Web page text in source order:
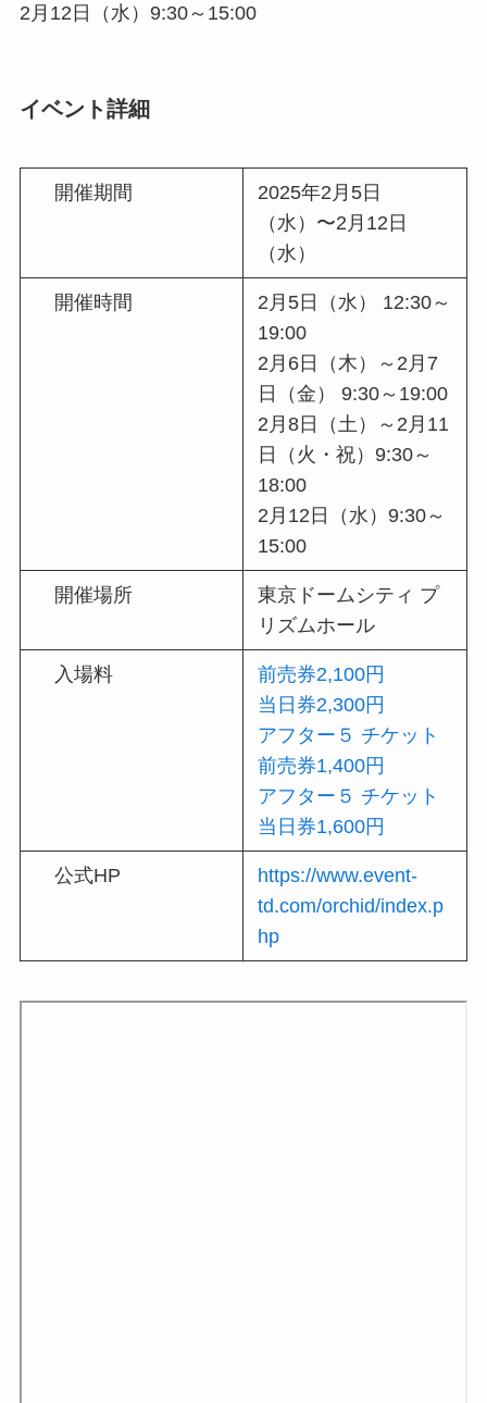
2月12日（水）9:30～15:00
イベント詳細
開催期間
2025年2月5日
（水）〜2月12日
（水）
開催時間
2月5日（水） 12:30～
19:00
2月6日（木）～2月7
日（金） 9:30～19:00
2月8日（土）～2月11
日（火・祝）9:30～
18:00
2月12日（水）9:30～
15:00
開催場所
東京ドームシティ プ
リズムホール
入場料
前売券2,100円
当日券2,300円
アフター５ チケット
前売券1,400円
アフター５ チケット
当日券1,600円
公式HP
https://www.event-
td.com/orchid/index.p
hp